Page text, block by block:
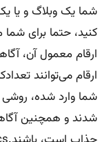
شما یک وبلاگ و یا
کنید، حتما برای
ارقام معمول آن،
ارقام می‌توانند
شما وارد شده، روشی
شدند و همچنین